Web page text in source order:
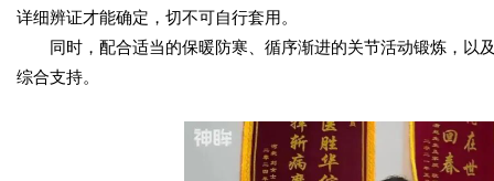
详细辨证才能确定，切不可自行套用。
同时，配合适当的保暖防寒、循序渐进的关节活动锻炼，以
综合支持。